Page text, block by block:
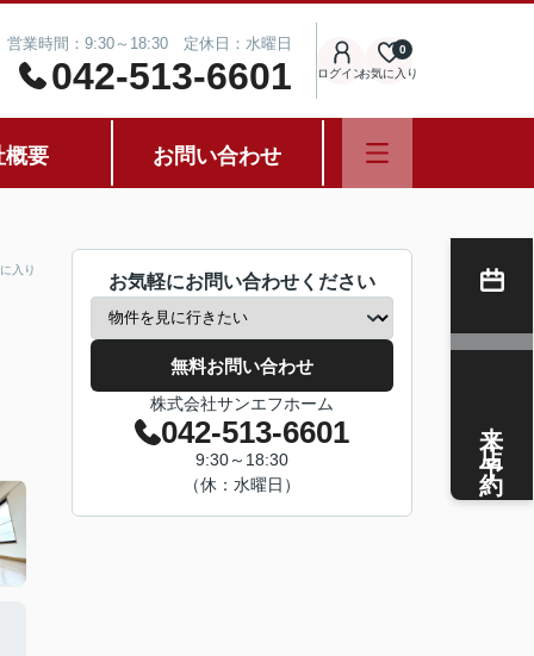
営業時間：9:30～18:30 定休日：水曜日
042-513-6601 ログインお気に入り
0
概要 お問い合わせ
入り
お気軽にお問い合わせください
無料お問い合わせ
株式会社サンエフホーム
042-513-6601
9:30～18:30
（休：水曜日）
来店予約